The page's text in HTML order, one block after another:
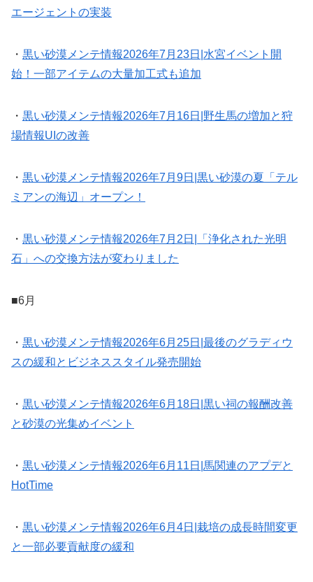
エージェントの実装
・ 黒い砂漠メンテ情報2026年7月23日|水宮イベント開
始！一部アイテムの大量加工式も追加
・ 黒い砂漠メンテ情報2026年7月16日|野生馬の増加と狩
場情報UIの改善
・ 黒い砂漠メンテ情報2026年7月9日|黒い砂漠の夏「テル
ミアンの海辺」オープン！
・ 黒い砂漠メンテ情報2026年7月2日|「浄化された光明
石」への交換方法が変わりました
■6月
・ 黒い砂漠メンテ情報2026年6月25日|最後のグラディウ
スの緩和とビジネススタイル発売開始
・ 黒い砂漠メンテ情報2026年6月18日|黒い祠の報酬改善
と砂漠の光集めイベント
・ 黒い砂漠メンテ情報2026年6月11日|馬関連のアプデと
HotTime
・ 黒い砂漠メンテ情報2026年6月4日|栽培の成長時間変更
と一部必要貢献度の緩和